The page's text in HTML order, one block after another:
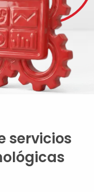
servicios